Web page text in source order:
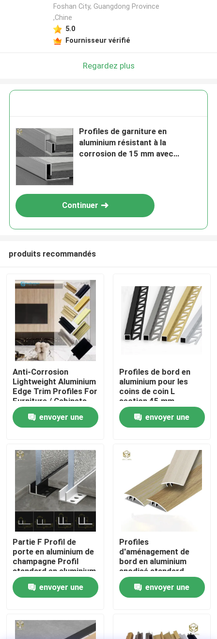
Aperçu
Produits
A propos de nous
Visite d'usine
Contrôle de la qualité
Contact
nouvelles
Tous les cas
profils en aluminium pour des fenêtres et des portes
Foshan City, Guangdong Province
,Chine
5.0
Fournisseur vérifié
Regardez plus
Profiles de garniture en
aluminium résistant à la
corrosion de 15 mm avec
Continuer
produits recommandés
Anti-Corrosion
Lightweight Aluminium
Edge Trim Profiles For
Furniture / Cabinets
envoyer une
Profiles de bord en
aluminium pour les
coins de coin L
section 45 mm
antipoussière
envoyer une
Partie F Profil de
porte en aluminium de
champagne Profil
standard en aluminium
extrudé
envoyer une
Profiles
d'aménagement de
bord en aluminium
anodisé standard
Extrusion épaisseur 1
mm
envoyer une